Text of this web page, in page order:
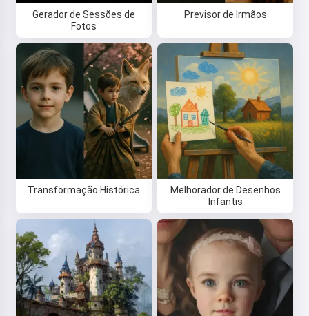
Gerador de Sessões de
Fotos
Previsor de Irmãos
Transformação Histórica
Melhorador de Desenhos
Infantis